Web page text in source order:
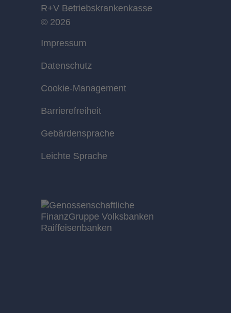
R+V Betriebskrankenkasse
© 2026
Impressum
Datenschutz
Cookie-Management
Barrierefreiheit
Gebärdensprache
Leichte Sprache